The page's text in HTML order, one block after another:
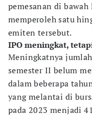
pemesanan di
memperoleh satu
emiten tersebut.
IPO meningkat,
Meningkatnya
semester II belum
dalam beberapa
yang melantai di
pada 2023 menjadi